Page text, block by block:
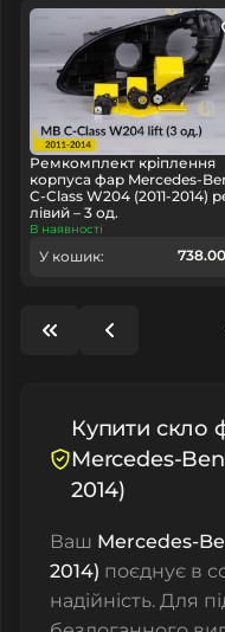
Ремкомплект кріплення
корпуса фар Mercedes-
C-Class W204 (2011-2014)
лівий – 3 од.
В наявності
У кошик:
Купити скло
Mercedes-
2014)
Ваш Mercedes-
2014) поєднує в
надійність. Для